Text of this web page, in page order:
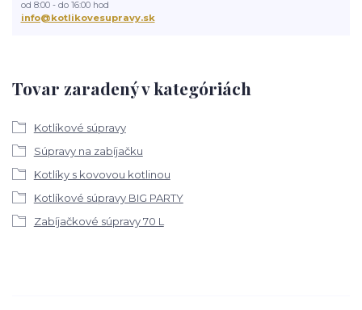
Tovar zaradený v kategóriách
Kotlíkové súpravy
Súpravy na zabíjačku
Kotlíky s kovovou kotlinou
Kotlíkové súpravy BIG PARTY
Zabíjačkové súpravy 70 L
od 8:00 - do 16:00 hod
info@kotlikovesupravy.sk